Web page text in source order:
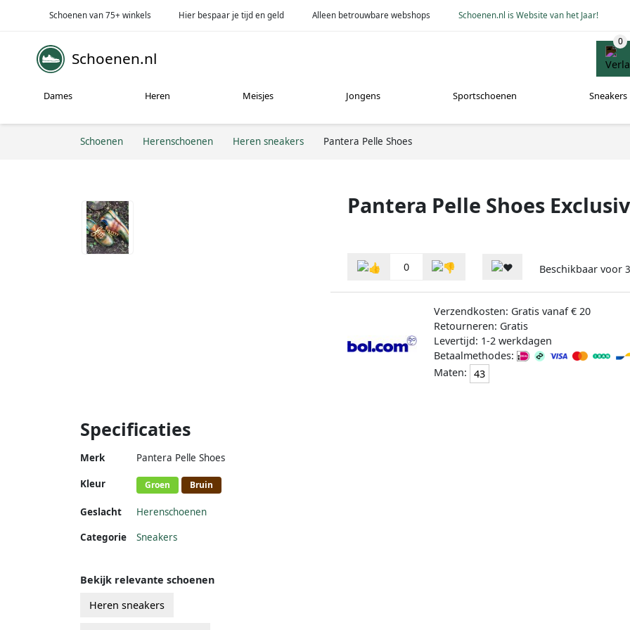
Schoenen van 75+ winkels Hier bespaar je tijd en geld Alleen betrouwbare webshops Schoenen.nl is Website van het Jaar!
Schoenen.nl
Dames Heren Meisjes Jongens Sportschoenen Sneakers
Schoenen Herenschoenen Heren sneakers Pantera Pelle Shoes
Pantera Pelle Shoes
0 Beschikbaar voor
Verzendkosten: Gratis vanaf € 20
Retourneren: Gratis
Levertijd: 1-2 werkdagen
Betaalmethodes:
Maten: 43
Specificaties
Merk Pantera Pelle Shoes
Kleur Groen Bruin
Geslacht
Herenschoenen
Categorie
Sneakers
Bekijk relevante schoenen
Heren sneakers